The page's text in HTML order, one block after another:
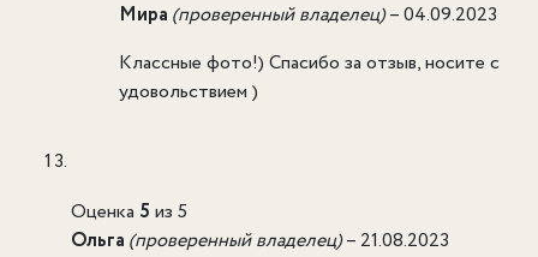
Мира (проверенный владелец)–04.09.2023
Классные фото!) Спасибо за отзыв, носите с
удовольствием )
Оценка 5 из 5
Ольга (проверенный владелец)– 21.08.2023